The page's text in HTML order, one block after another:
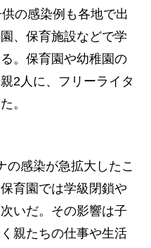
の感染例も各地で出
、保育施設などで学
。保育園や幼稚園の
2人に、フリーライタ
。
感染が急拡大したこ
育園では学級閉鎖や
いだ。その影響は子
親たちの仕事や生活